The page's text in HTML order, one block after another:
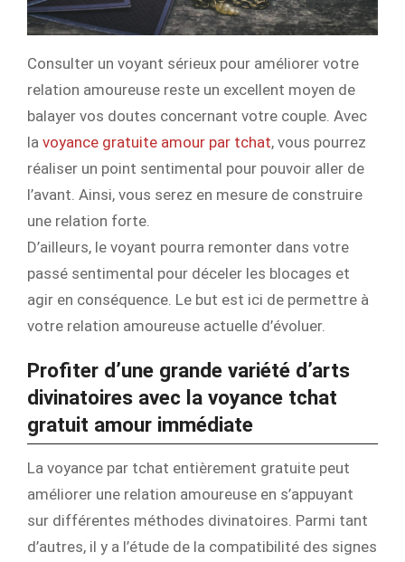
Consulter un voyant sérieux pour améliorer votre
relation amoureuse reste un excellent moyen de
balayer vos doutes concernant votre couple. Avec
la voyance gratuite amour par tchat, vous pourrez
réaliser un point sentimental pour pouvoir aller de
l’avant. Ainsi, vous serez en mesure de construire
une relation forte.
D’ailleurs, le voyant pourra remonter dans votre
passé sentimental pour déceler les blocages et
agir en conséquence. Le but est ici de permettre à
votre relation amoureuse actuelle d’évoluer.
Profiter d’une grande variété d’arts
divinatoires avec la voyance tchat
gratuit amour immédiate
La voyance par tchat entièrement gratuite peut
améliorer une relation amoureuse en s’appuyant
sur différentes méthodes divinatoires. Parmi tant
d’autres, il y a l’étude de la compatibilité des signes